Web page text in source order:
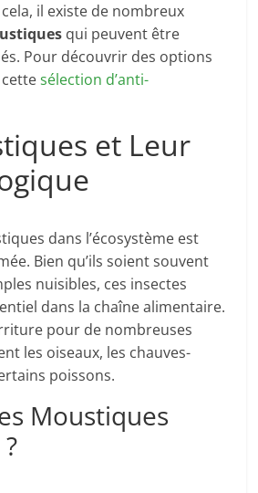
il existe de nombreux
qui peuvent être
Pour découvrir des options
cettesélection d’anti-
et Leur
dans l’écosystème est
Bien qu’ils soient souvent
nuisibles, ces insectes
dans la chaîne alimentaire.
pour de nombreuses
les oiseaux, les chauves-
poissons.
Moustiques